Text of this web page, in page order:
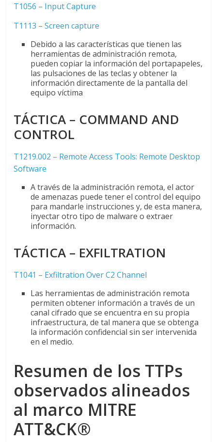
T1056 – Input Capture
T1113 – Screen capture
Debido a las características que tienen las
herramientas de administración remota,
pueden copiar la información del portapapeles,
las pulsaciones de las teclas y obtener la
información directamente de la pantalla del
equipo víctima
TÁCTICA – COMMAND AND
CONTROL
T1219.002 – Remote Access Tools: Remote Desktop
Software
A través de la administración remota, el actor
de amenazas puede tener el control del equipo
para mandarle instrucciones y, de esta manera,
inyectar otro tipo de malware o extraer
información.
TÁCTICA – EXFILTRATION
T1041 – Exfiltration Over C2 Channel
Las herramientas de administración remota
permiten obtener información a través de un
canal cifrado que se encuentra en su propia
infraestructura, de tal manera que se obtenga
la información confidencial sin ser intervenida
en el medio.
Resumen de los TTPs
observados alineados
al marco MITRE
ATT&CK®